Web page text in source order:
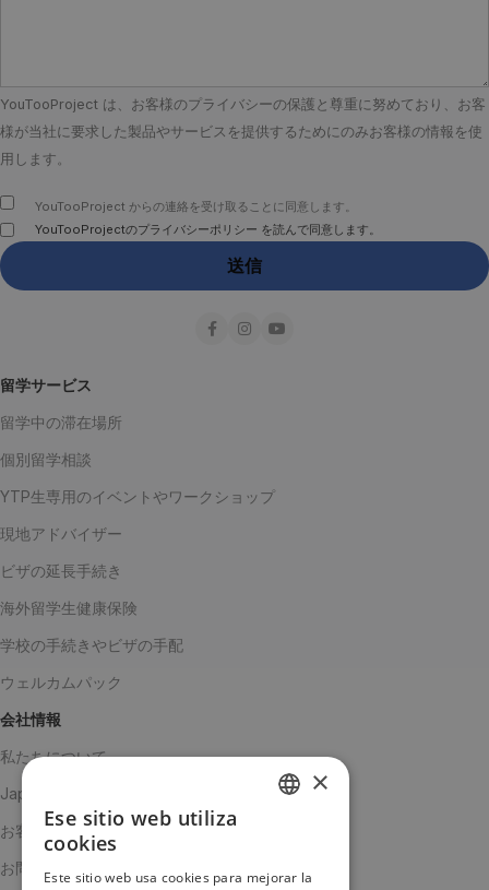
YouTooProject は、お客様のプライバシーの保護と尊重に努めており、お客
様が当社に要求した製品やサービスを提供するためにのみお客様の情報を使
用します。
YouTooProject からの連絡を受け取ることに同意します。
YouTooProjectのプライバシーポリシー を読んで同意します。
留学サービス
留学中の滞在場所
個別留学相談
YTP生専用のイベントやワークショップ
現地アドバイザー
ビザの延長手続き
海外留学生健康保険
学校の手続きやビザの手配
ウェルカムパック
会社情報
私たちについて
Japanチーム
お客様の声
お問い合わせ
×
Ese sitio web utiliza
cookies
Este sitio web usa cookies para mejorar la